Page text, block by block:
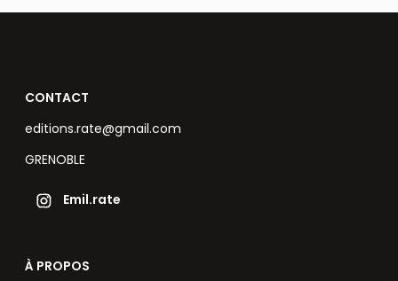
CONTACT
editions.rate@gmail.com
GRENOBLE
Emil.rate
À PROPOS